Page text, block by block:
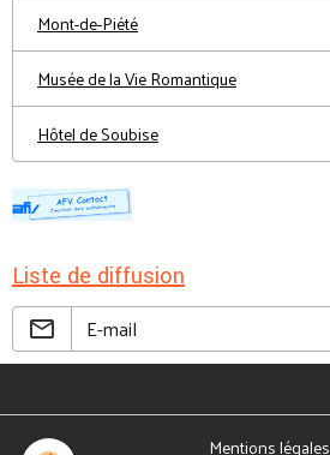
Mont-de-Piété
Musée de la Vie Romantique
Hôtel de Soubise
Liste de diffusion
Mentions légales